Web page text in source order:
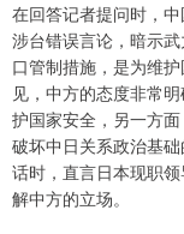
在回答记者提问时，
涉台错误言论，暗示
口管制措施，是为维
见，中方的态度非常
护国家安全，另一方
破坏中日关系政治基
话时，直言日本现职
解中方的立场。